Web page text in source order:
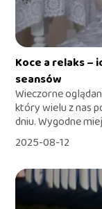
Koce a relaks –
seansów
Wieczorne
który wielu z nas
dniu. Wygodne
2025-08-12